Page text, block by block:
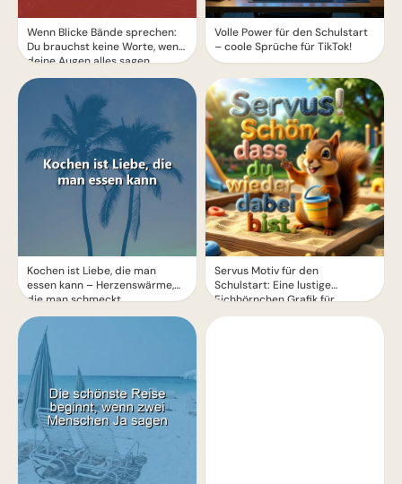
Wenn Blicke Bände sprechen:
Du brauchst keine Worte, wenn
deine Augen alles sagen.
Kochen ist Liebe, die man
essen kann – Herzenswärme,
die man schmeckt
Volle Power für den Schulstart
– coole Sprüche für TikTok!
Servus Motiv für den
Schulstart: Eine lustige
Eichhörnchen Grafik für
WhatsApp